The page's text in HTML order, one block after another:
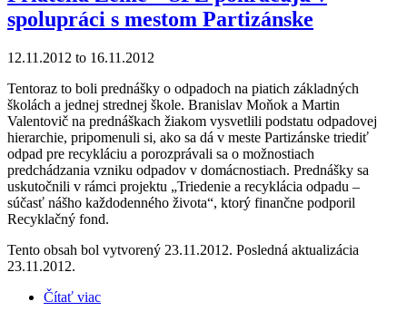
spolupráci s mestom Partizánske
12.11.2012 to 16.11.2012
Tentoraz to boli prednášky o odpadoch na piatich základných
školách a jednej strednej škole. Branislav Moňok a Martin
Valentovič na prednáškach žiakom vysvetlili podstatu odpadovej
hierarchie, pripomenuli si, ako sa dá v meste Partizánske triediť
odpad pre recykláciu a porozprávali sa o možnostiach
predchádzania vzniku odpadov v domácnostiach. Prednášky sa
uskutočnili v rámci projektu „Triedenie a recyklácia odpadu –
súčasť nášho každodenného života“, ktorý finančne podporil
Recyklačný fond.
Tento obsah bol vytvorený 23.11.2012. Posledná aktualizácia
23.11.2012.
Čítať viac